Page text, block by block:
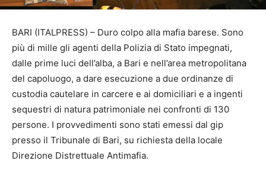
BARI (ITALPRESS) – Duro colpo alla mafia barese. Sono
più di mille gli agenti della Polizia di Stato impegnati,
dalle prime luci dell’alba, a Bari e nell’area metropolitana
del capoluogo, a dare esecuzione a due ordinanze di
custodia cautelare in carcere e ai domiciliari e a ingenti
sequestri di natura patrimoniale nei confronti di 130
persone. I provvedimenti sono stati emessi dal gip
presso il Tribunale di Bari, su richiesta della locale
Direzione Distrettuale Antimafia.